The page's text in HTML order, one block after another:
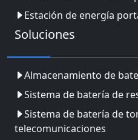
Estación de energía
Soluciones
Almacenamiento de
Sistema de batería de
Sistema de batería de
telecomunicaciones